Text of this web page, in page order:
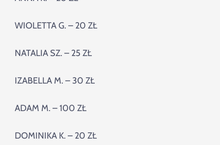
WIOLETTA G. – 20 ZŁ
NATALIA SZ. – 25 ZŁ
IZABELLA M. – 30 ZŁ
ADAM M. – 100 ZŁ
DOMINIKA K. – 20 ZŁ